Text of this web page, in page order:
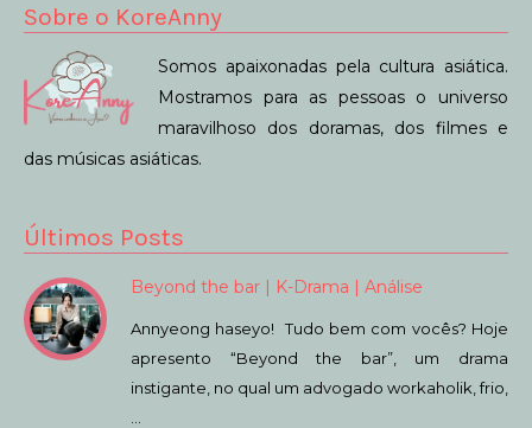
Sobre o KoreAnny
Somos apaixonadas pela cultura asiática.
Mostramos para as pessoas o universo
maravilhoso dos doramas, dos filmes e
das músicas asiáticas.
Últimos Posts
Beyond the bar | K-Drama | Análise
Annyeong haseyo! Tudo bem com vocês? Hoje
apresento “Beyond the bar”, um drama
instigante, no qual um advogado workaholik, frio,